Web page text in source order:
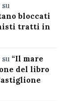
su
bloccati
tratti in
su “Il mare
del libro